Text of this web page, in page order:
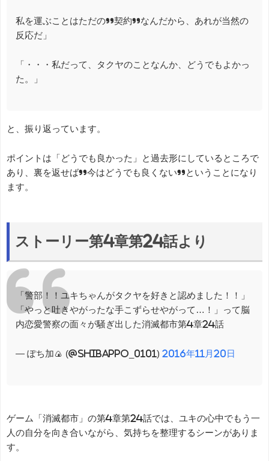
私を運ぶことはただの”契約”なんだから、あれが当然の
反応だ」
「・・・私だって、タクヤのことなんか、どうでもよかっ
た。」
と、振り返っています。
ポイントは「どうでも良かった」と過去形にしているところで
あり、裏を返せば”今はどうでも良くない”ということになり
ます。
ストーリー第4章第24話より
「警部！！ユキちゃんがタクヤを好きと認めました！！」
「やっと吐きやがったな手こずらせやがって…！」って脳
内恋愛警察の面々が騒ぎ出した消滅都市第4章24話
— ぽち加🍙 (@shibappo_0101) 2016年11月20日
ゲーム「消滅都市」の第4章第24話では、ユキの心中でもう一
人の自分を向き合いながら、気持ちを整理するシーンがありま
す。